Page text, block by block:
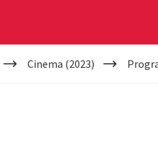
Cinema (2023)